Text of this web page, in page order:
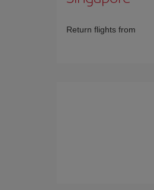
Return flights from